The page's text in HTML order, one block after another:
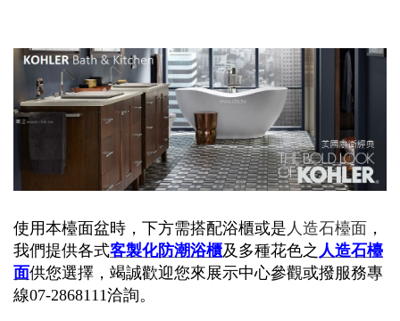
使用本檯面盆時，下方需搭配浴櫃或是 人造石檯面 ，
我們提供各式客製化防潮浴櫃及多種花色之 人造石檯
面供您選擇，竭誠歡迎您來展示中心參觀或撥服務專
線07-2868111洽詢。